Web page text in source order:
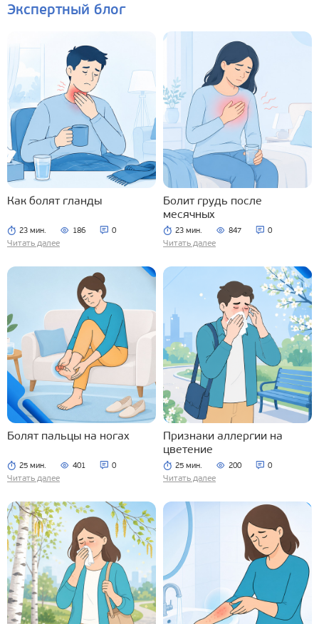
Экспертный блог
Как болят гланды
23 мин. 186 0
Читать далее
Болит грудь после
месячных
23 мин. 847 0
Читать далее
Болят пальцы на ногах
25 мин. 401 0
Читать далее
Признаки аллергии на
цветение
25 мин. 200 0
Читать далее